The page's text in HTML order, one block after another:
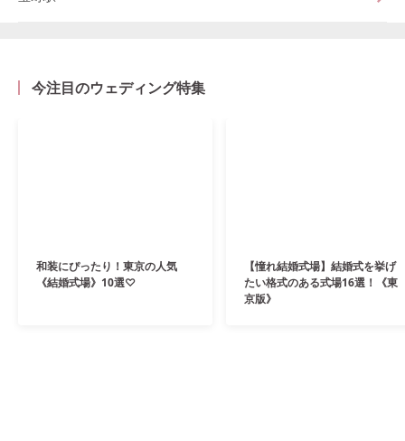
今注目のウェディング特集
和装にぴったり！東京の人気
《結婚式場》10選♡
【憧れ結婚式場】結婚式を挙げ
たい格式のある式場16選！《東
京版》